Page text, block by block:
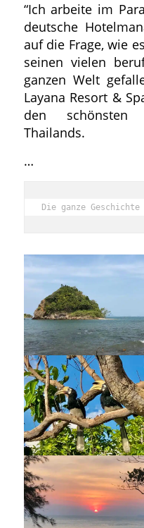
“Ich arbeite im
deutsche
auf die Frage, wie
seinen vielen
ganzen Welt
Layana Resort &
den schönsten
Thailands.
…
Die ganze